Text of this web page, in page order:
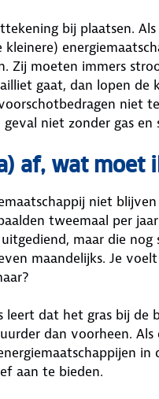
bij plaatsen.
Zij moeten immers
gaat, dan lopen
niet
geval niet zonder gas
af, wat moet
niet
tweemaal per
maar die nog
maandelijks. Je
leert dat het gras bij de
dan voorheen.
aan te bieden.